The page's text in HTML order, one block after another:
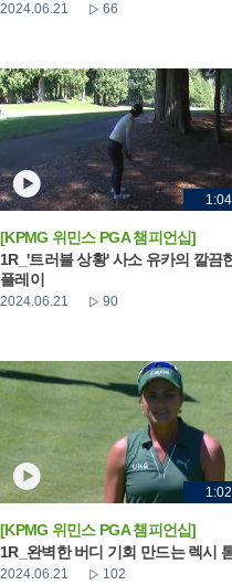
2024.06.21 66
1:04
[KPMG 위민스 PGA 챔피언십]
1R_'트러블 상황' 사소 유카의 깔끔
플레이
2024.06.21 90
1:02
[KPMG 위민스 PGA 챔피언십]
1R_완벽한 버디 기회 만드는 렉시
2024.06.21 102